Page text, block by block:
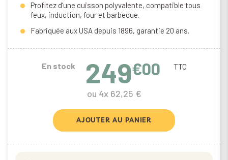
Profitez d’une cuisson polyvalente, compatible tous
feux, induction, four et barbecue.
Fabriquée aux USA depuis 1896, garantie 20 ans.
En stock 249€00 TTC
ou 4x 62,25 €
AJOUTER AU PANIER